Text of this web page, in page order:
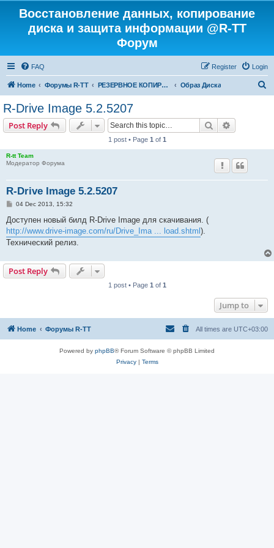
Восстановление данных, копирование
диска и защита информации @R-TT
Форум
FAQ Login
Register
Home Форумы R-TT РЕЗЕРВНОЕ КОПИРОВАНИЕ И ВОССТАНОВЛЕНИЕ СИСТЕМ Образ Диска
R-Drive Image 5.2.5207
Post Reply Search
1 post • Page 1 of 1
R-tt Team
Модератор Форума
R-Drive Image 5.2.5207
P
s
04 Dec 2013, 15:32
Доступен новый билд R-Drive Image для скачивания. (
http://www.drive-image.com/ru/Drive_Ima ... load.shtml ).
Технический релиз.
Post Reply
1 post • Page 1 of 1
Jump to
Home Форумы R-TT All times are UTC+03:00
Powered by phpBB® Forum Software © phpBB Limited
Privacy| Terms